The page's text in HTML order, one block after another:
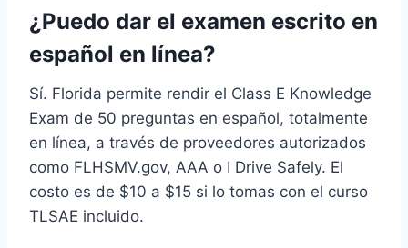
¿Puedo dar el examen escrito en
español en línea?
Sí. Florida permite rendir el Class E Knowledge
Exam de 50 preguntas en español, totalmente
en línea, a través de proveedores autorizados
como FLHSMV.gov, AAA o I Drive Safely. El
costo es de $10 a $15 si lo tomas con el curso
TLSAE incluido.